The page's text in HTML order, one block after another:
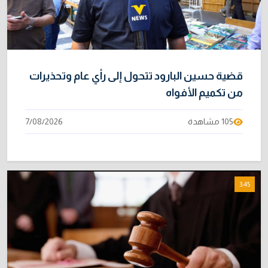
10 متحدث رسمي يكشف خيارات الحكومة لتجاوز أزمة
الرواتب
1/08/2026
قضية حسين البارود تتحول إلى رأي عام وتحذيرات
من تكميم الأفواه
105 مشاهدة 7/08/2026
3:45